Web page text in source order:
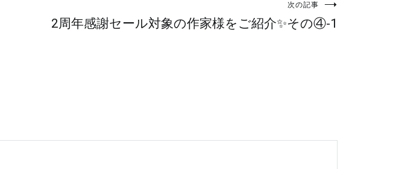
次の記事
2周年感謝セール対象の作家様をご紹介✨その④-1